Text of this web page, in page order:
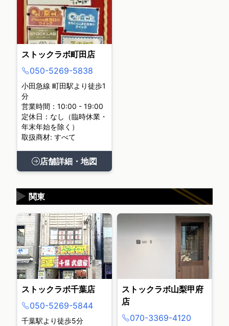
ストックラボ町田店
050-5269-5838
小田急線 町田駅より徒歩1
分
営業時間：10:00 - 19:00
定休日：なし（臨時休業・
年末年始を除く）
取扱商材: すべて
店舗詳細・地図
関東
▶
ストックラボ千葉店
050-5269-5844
千葉駅より徒歩5分
ストックラボ山梨甲府
店
070-3369-4120